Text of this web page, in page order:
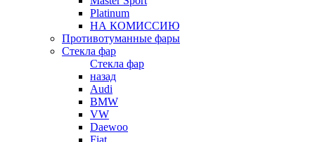
Platinum
НА КОМИССИЮ
Противотуманные фары
Стекла фар
Стекла фар
назад
Audi
BMW
VW
Daewoo
Fiat